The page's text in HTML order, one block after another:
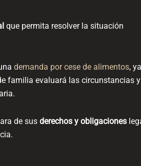
que permita resolver la situación
demanda por cese de alimentos,
familia evaluará las circunstancias y
de sus derechos y obligaciones
.